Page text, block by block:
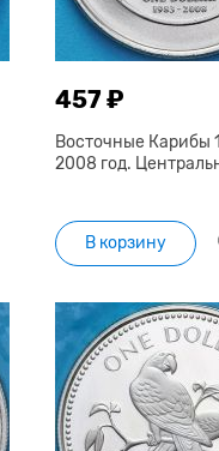
457 ₽
Восточные Карибы
2008 год.
В корзину